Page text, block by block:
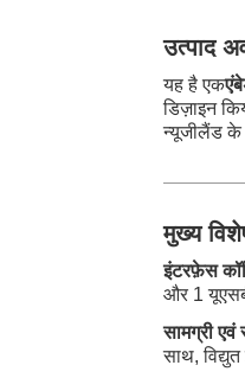
उत्पाद
यह है एक
डिज़ाइन
न्यूजीलैंड के
मुख्य
इंटरफ़ेस
और 1
सामग्री एवं
साथ,